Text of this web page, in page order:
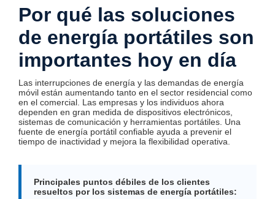
Por qué las soluciones
de energía portátiles son
importantes hoy en día
Las interrupciones de energía y las demandas de energía
móvil están aumentando tanto en el sector residencial como
en el comercial. Las empresas y los individuos ahora
dependen en gran medida de dispositivos electrónicos,
sistemas de comunicación y herramientas portátiles. Una
fuente de energía portátil confiable ayuda a prevenir el
tiempo de inactividad y mejora la flexibilidad operativa.
Principales puntos débiles de los clientes
resueltos por los sistemas de energía portátiles: